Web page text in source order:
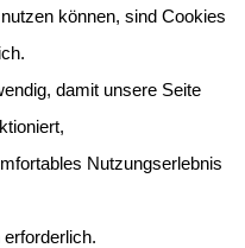
durften die Kinder
und einen
Labyrinth
der Roboter
kennt.
können, sind Cookies
damit unsere Seite
Nutzungserlebnis